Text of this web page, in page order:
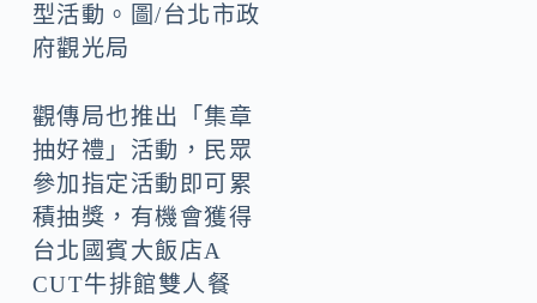
型活動。圖/台北市政
府觀光局
觀傳局也推出「集章
抽好禮」活動，民眾
參加指定活動即可累
積抽獎，有機會獲得
台北國賓大飯店A
CUT牛排館雙人餐